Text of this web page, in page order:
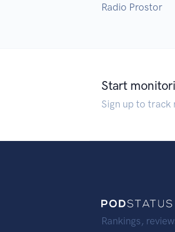
Radio Prostor
Start
Sign up to track
Rankings,